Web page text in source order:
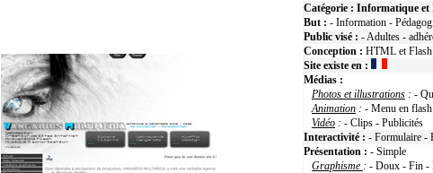
Catégorie : Informatique et
But : - Information -
Public visé : - Adultes -
Conception : HTML et Flash
Site existe en :
Médias :
Photos et illustrations : -
Animation : - Menu en
Vidéo : - Clips - Publicités
Interactivité : - Formulaire -
Présentation : - Simple
Graphisme : - Doux - Fin -